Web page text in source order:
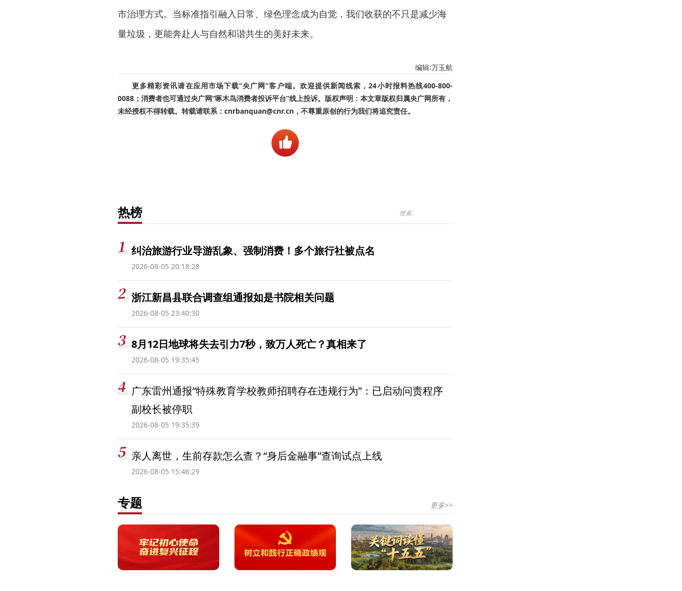
市治理方式。当标准指引融入日常、绿色理念成为自觉，我们收获的不只是减少海
量垃圾，更能奔赴人与自然和谐共生的美好未来。
编辑:万玉航
更多精彩资讯请在应用市场下载“央广网”客户端。欢迎提供新闻线索，24小时报料热线400-800-
0088；消费者也可通过央广网“啄木鸟消费者投诉平台”线上投诉。版权声明：本文章版权归属央广网所有，
未经授权不得转载。转载请联系：cnrbanquan@cnr.cn，不尊重原创的行为我们将追究责任。
热榜
纠治旅游行业导游乱象、强制消费！多个旅行社被点名
2026-08-05 20:18:28
浙江新昌县联合调查组通报如是书院相关问题
2026-08-05 23:40:30
8月12日地球将失去引力7秒，致万人死亡？真相来了
2026-08-05 19:35:45
广东雷州通报“特殊教育学校教师招聘存在违规行为”：已启动问责程序
副校长被停职
2026-08-05 19:35:39
亲人离世，生前存款怎么查？“身后金融事”查询试点上线
2026-08-05 15:46:29
专题 更多>>